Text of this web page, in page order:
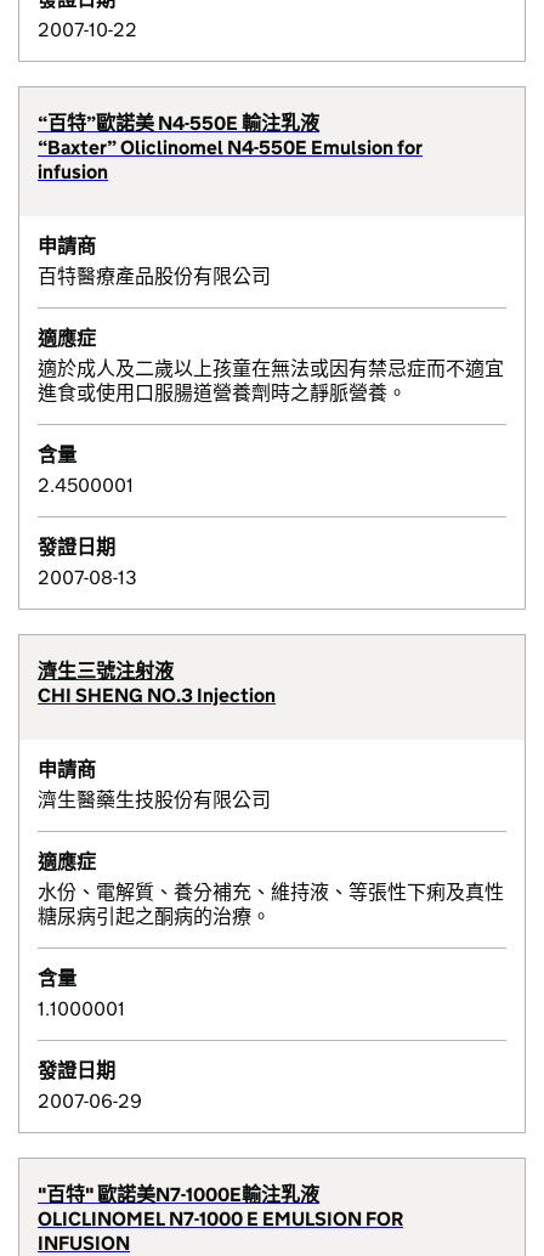
2007-10-22
“百特”歐諾美 N4-550E 輸注乳液
“Baxter” Oliclinomel N4-550E Emulsion for
infusion
申請商
百特醫療產品股份有限公司
適應症
適於成人及二歲以上孩童在無法或因有禁忌症而不適宜
進食或使用口服腸道營養劑時之靜脈營養。
含量
2.4500001
發證日期
2007-08-13
濟生三號注射液
CHI SHENG NO.3 Injection
申請商
濟生醫藥生技股份有限公司
適應症
水份、電解質、養分補充、維持液、等張性下痢及真性
糖尿病引起之酮病的治療。
含量
1.1000001
發證日期
2007-06-29
"百特" 歐諾美N7-1000E輸注乳液
OLICLINOMEL N7-1000 E EMULSION FOR
INFUSION